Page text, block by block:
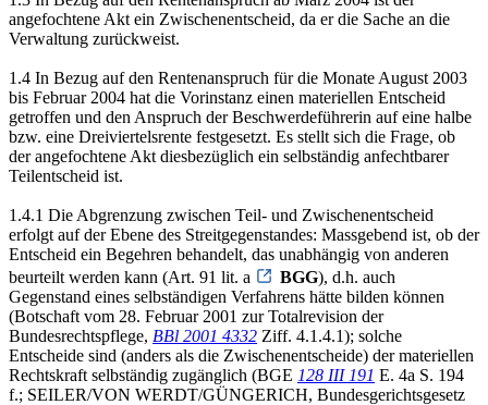
angefochtene Akt ein Zwischenentscheid, da er die Sache an die
Verwaltung zurückweist.
1.4 In Bezug auf den Rentenanspruch für die Monate August 2003
bis Februar 2004 hat die Vorinstanz einen materiellen Entscheid
getroffen und den Anspruch der Beschwerdeführerin auf eine halbe
bzw. eine Dreiviertelsrente festgesetzt. Es stellt sich die Frage, ob
der angefochtene Akt diesbezüglich ein selbständig anfechtbarer
Teilentscheid ist.
1.4.1 Die Abgrenzung zwischen Teil- und Zwischenentscheid
erfolgt auf der Ebene des Streitgegenstandes: Massgebend ist, ob der
Entscheid ein Begehren behandelt, das unabhängig von anderen
beurteilt werden kann (Art. 91 lit. a
BGG), d.h. auch
Gegenstand eines selbständigen Verfahrens hätte bilden können
(Botschaft vom 28. Februar 2001 zur Totalrevision der
Bundesrechtspflege, BBl 2001 4332 Ziff. 4.1.4.1); solche
Entscheide sind (anders als die Zwischenentscheide) der materiellen
Rechtskraft selbständig zugänglich (BGE 128 III 191 E. 4a S. 194
f.; SEILER/VON WERDT/GÜNGERICH, Bundesgerichtsgesetz